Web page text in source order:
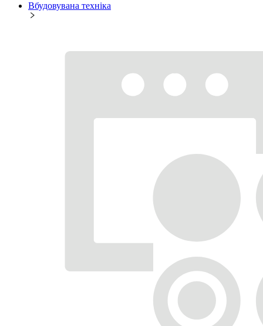
Вбудовувана техніка